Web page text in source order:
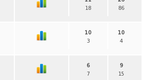
18 86
10
3
10
4
6
7
9
15